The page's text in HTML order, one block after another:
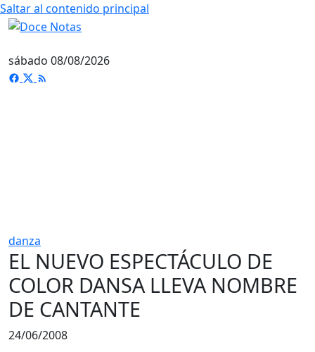
Saltar al contenido principal
sábado 08/08/2026
danza
EL NUEVO ESPECTÁCULO DE
COLOR DANSA LLEVA NOMBRE
DE CANTANTE
24/06/2008